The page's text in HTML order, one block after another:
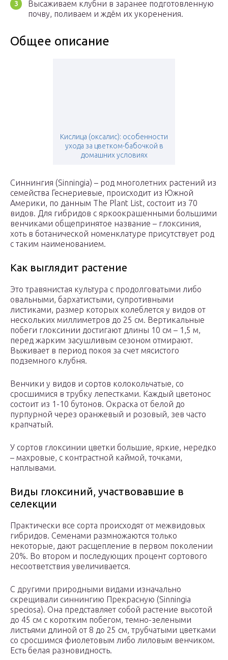
Высаживаем клубни в заранее подготовленную
почву, поливаем и ждём их укоренения.
Общее описание
Кислица (оксалис): особенности
ухода за цветком-бабочкой в
домашних условиях
Синнингия (Sinningia) – род многолетних растений из
семейства Геснериевые, происходит из Южной
Америки, по данным The Plant List, состоит из 70
видов. Для гибридов с яркоокрашенными большими
венчиками общепринятое название – глоксиния,
хоть в ботанической номенклатуре присутствует род
с таким наименованием.
Как выглядит растение
Это травянистая культура с продолговатыми либо
овальными, бархатистыми, супротивными
листиками, размер которых колеблется у видов от
нескольких миллиметров до 25 см. Вертикальные
побеги глоксинии достигают длины 10 см – 1,5 м,
перед жарким засушливым сезоном отмирают.
Выживает в период покоя за счет мясистого
подземного клубня.
Венчики у видов и сортов колокольчатые, со
сросшимися в трубку лепестками. Каждый цветонос
состоит из 1-10 бутонов. Окраска от белой до
пурпурной через оранжевый и розовый, зев часто
крапчатый.
У сортов глоксинии цветки большие, яркие, нередко
– махровые, с контрастной каймой, точками,
наплывами.
Виды глоксиний, участвовавшие в
селекции
Практически все сорта происходят от межвидовых
гибридов. Семенами размножаются только
некоторые, дают расщепление в первом поколении
20%. Во втором и последующих процент сортового
несоответствия увеличивается.
С другими природными видами изначально
скрещивали синнингию Прекрасную (Sinningia
speciosa). Она представляет собой растение высотой
до 45 см с коротким побегом, темно-зелеными
листьями длиной от 8 до 25 см, трубчатыми цветками
со сросшимся фиолетовым либо лиловым венчиком.
Есть белая разновидность.